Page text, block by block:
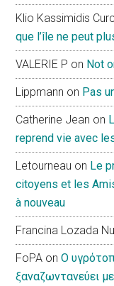
Klio Kassimidis
que l’île ne peut
VALERIE P on Not
Lippmann on Pas
Catherine Jean on
reprend vie avec
Letourneau on Le
citoyens et les
à nouveau
Francina Lozada
FoPA onΟ
ξαναζωντανεύει